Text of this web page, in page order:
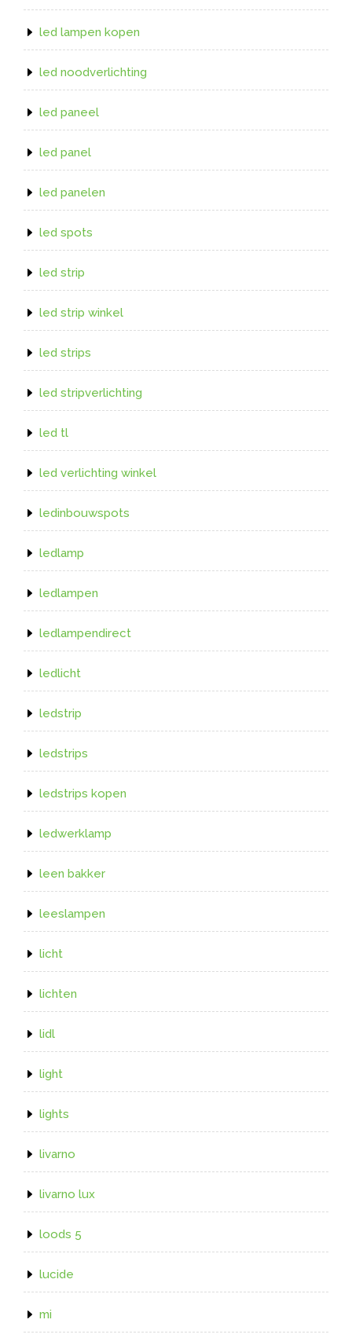
led lampen kopen
led noodverlichting
led paneel
led panel
led panelen
led spots
led strip
led strip winkel
led strips
led stripverlichting
led tl
led verlichting winkel
ledinbouwspots
ledlamp
ledlampen
ledlampendirect
ledlicht
ledstrip
ledstrips
ledstrips kopen
ledwerklamp
leen bakker
leeslampen
licht
lichten
lidl
light
lights
livarno
livarno lux
loods 5
lucide
mi